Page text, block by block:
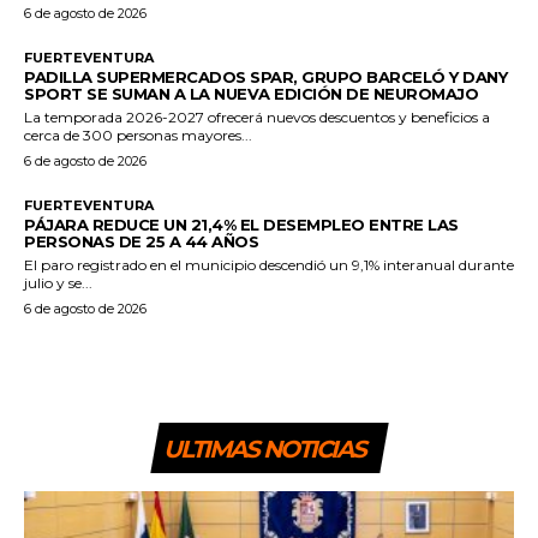
6 de agosto de 2026
FUERTEVENTURA
PADILLA SUPERMERCADOS SPAR, GRUPO BARCELÓ Y DANY
SPORT SE SUMAN A LA NUEVA EDICIÓN DE NEUROMAJO
La temporada 2026-2027 ofrecerá nuevos descuentos y beneficios a
cerca de 300 personas mayores...
6 de agosto de 2026
FUERTEVENTURA
PÁJARA REDUCE UN 21,4% EL DESEMPLEO ENTRE LAS
PERSONAS DE 25 A 44 AÑOS
El paro registrado en el municipio descendió un 9,1% interanual durante
julio y se...
6 de agosto de 2026
ULTIMAS NOTICIAS